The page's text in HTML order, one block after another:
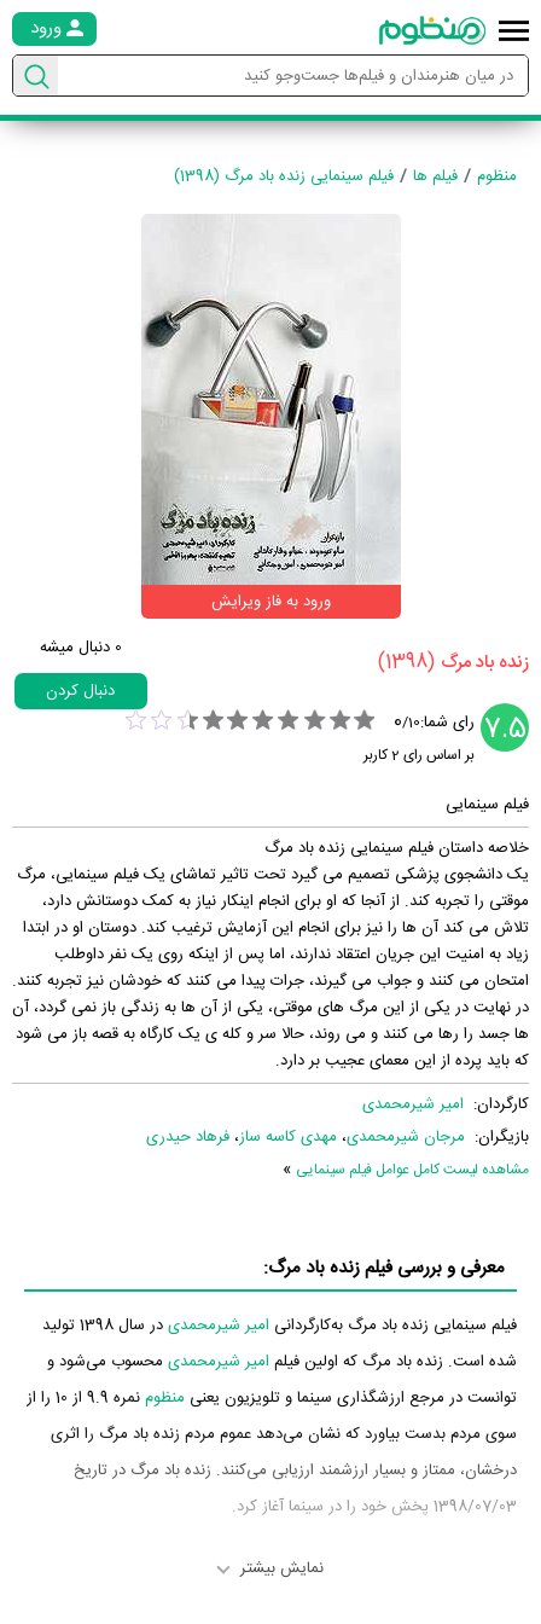
ورود
منظوم فیلم ها فیلم سینمایی زنده باد مرگ (1398)
ورود به فاز ویرایش
‏زنده باد مرگ‏ (1398)
0 دنبال میشه
دنبال کردن
7.5 رای شما: 0/10
بر اساس رای 2کاربر
فیلم سینمایی
خلاصه داستان فیلم سینمایی زنده باد مرگ
یک دانشجوی پزشکی تصمیم می گیرد تحت تاثیر تماشای یک فیلم سینمایی، مرگ
موقتی را تجربه کند. از آنجا که او برای انجام اینکار نیاز به کمک دوستانش دارد،
تلاش می کند آن ها را نیز برای انجام این آزمایش ترغیب کند. دوستان او در ابتدا
زیاد به امنیت این جریان اعتقاد ندارند، اما پس از اینکه روی یک نفر داوطلب
امتحان می کنند و جواب می گیرند، جرات پیدا می کنند که خودشان نیز تجربه کنند.
در نهایت در یکی از این مرگ های موقتی، یکی از آن ها به زندگی باز نمی گردد، آن
ها جسد را رها می کنند و می روند، حالا سر و کله ی یک کارگاه به قصه باز می شود
که باید پرده از این معمای عجیب بر دارد.
کارگردان: امیر شیرمحمدی
بازیگران: مرجان شیرمحمدی، مهدی کاسه ساز، فرهاد حیدری
مشاهده لیست کامل عوامل فیلم سینمایی »
معرفی و بررسی فیلم زنده باد مرگ:
فیلم سینمایی زنده باد مرگ به‌کارگردانی امیر شیرمحمدی
در سال 1398 تولید
شده است. زنده باد مرگ که اولین فیلم امیر شیرمحمدی محسوب می‌شود و
توانست در مرجع ارزشگذاری سینما و تلویزیون یعنی منظوم
نمره 9.9 از 10 را از
سوی مردم بدست بیاورد که نشان می‌دهد عموم مردم زنده باد مرگ را اثری
درخشان، ممتاز و بسیار ارزشمند ارزیابی می‌کنند. زنده باد مرگ در تاریخ
1398/07/03 پخش خود را در سینما آغاز کرد.
نمایش بیشتر